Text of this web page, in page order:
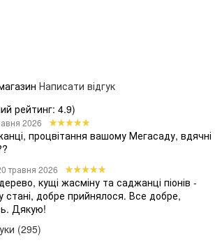
Написати відгук
рейтинг: 4.9)
2026
процвітання вашому Мегасаду, вдячні
травня 2026
кущі жасміну та саджанці піонів -
стані, добре прийнялося. Все добре,
Дякую!
(295)